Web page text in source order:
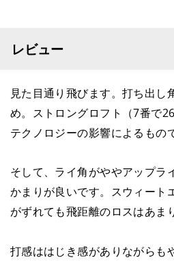
レビュー
見た目通り飛びます。打ち出し
め。ストロングロフト（7番で
テクノロジーの影響によるもの
そして、ライ角がややアップラ
かまりが良いです。スウィート
がずれても飛距離のロスはあま
打感ははじき感がありながらも